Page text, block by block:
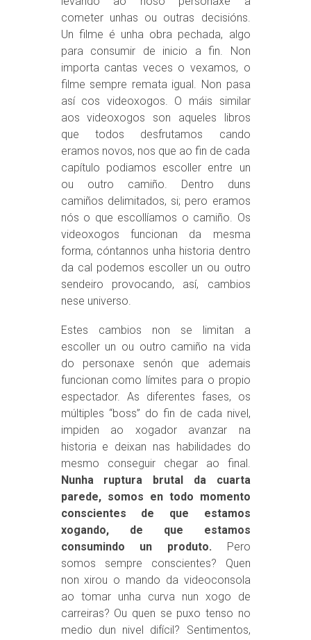
cometer unhas ou outras decisións.
Un filme é unha obra pechada, algo
para consumir de inicio a fin. Non
importa cantas veces o vexamos, o
filme sempre remata igual. Non pasa
así cos videoxogos. O máis similar
aos videoxogos son aqueles libros
que todos desfrutamos cando
eramos novos, nos que ao fin de cada
capítulo podiamos escoller entre un
ou outro camiño. Dentro duns
camiños delimitados, si; pero eramos
nós o que escollíamos o camiño. Os
videoxogos funcionan da mesma
forma, cóntannos unha historia dentro
da cal podemos escoller un ou outro
sendeiro provocando, así, cambios
nese universo.
Estes cambios non se limitan a
escoller un ou outro camiño na vida
do personaxe senón que ademais
funcionan como límites para o propio
espectador. As diferentes fases, os
múltiples “boss” do fin de cada nivel,
impiden ao xogador avanzar na
historia e deixan nas habilidades do
mesmo conseguir chegar ao final.
Nunha ruptura brutal da cuarta
parede, somos en todo momento
conscientes de que estamos
xogando, de que estamos
consumindo un produto. Pero
somos sempre conscientes? Quen
non xirou o mando da videoconsola
ao tomar unha curva nun xogo de
carreiras? Ou quen se puxo tenso no
medio dun nivel difícil? Sentimentos,